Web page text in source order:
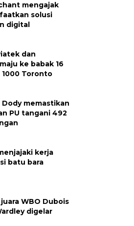
mengajak
solusi
digital
dan
ke babak 16
1000 Toronto
Dody memastikan
PU tangani 492
kerja
batu bara
WBO Dubois
digelar